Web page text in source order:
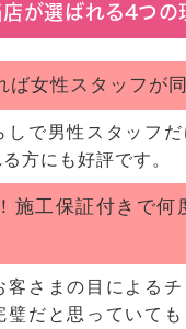
店が選ばれる4つの
女性スタッフが同
しで男性スタッフだ
方にも好評です。
施工保証付きで何
客さまの目による
璧だと思っていて